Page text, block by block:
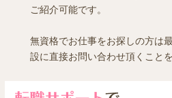
ご紹介可能です。
無資格でお仕事をお探しの方は
設に直接お問い合わせ頂くこと